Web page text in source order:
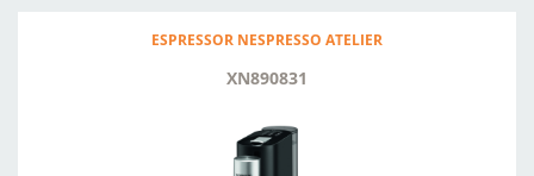
ESPRESSOR NESPRESSO ATELIER
XN890831